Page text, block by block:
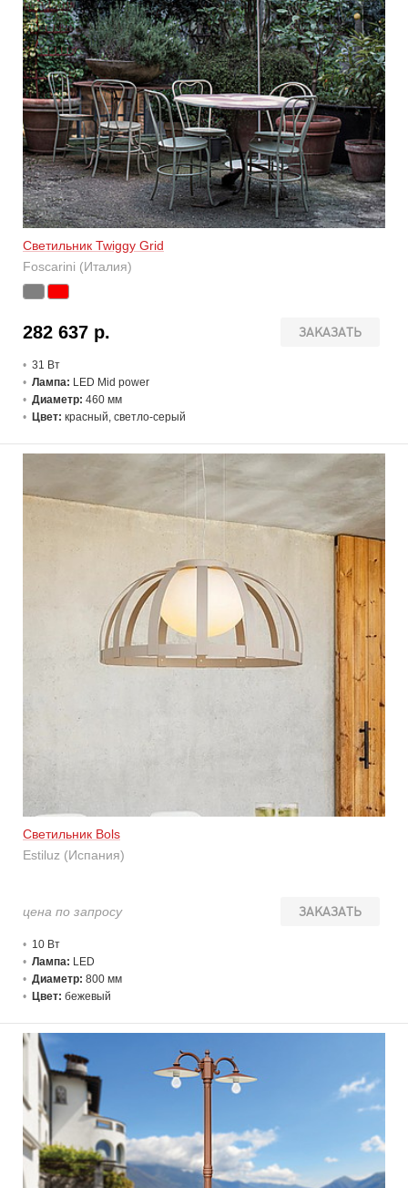
Светильник Twiggy Grid
Foscarini (Италия)
ЗАКАЗАТЬ
282 637 р.
31 Вт
Лампа: LED Mid power
Диаметр: 460 мм
Цвет: красный, светло-серый
Светильник Bols
Estiluz (Испания)
ЗАКАЗАТЬ
цена по запросу
10 Вт
Лампа: LED
Диаметр: 800 мм
Цвет: бежевый